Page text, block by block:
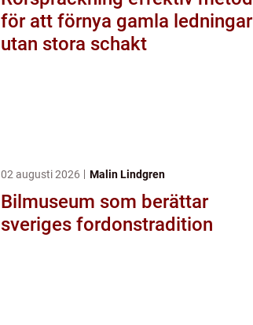
för att förnya gamla ledningar
utan stora schakt
02 augusti 2026 Malin Lindgren
Bilmuseum som berättar
sveriges fordonstradition